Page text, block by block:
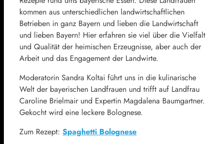
kommen aus unterschiedlichen landwirtschaftlichen
Betrieben in ganz Bayern und lieben die Landwirtschaft
und lieben Bayern! Hier erfahren sie viel über die Vielfalt
und Qualität der heimischen Erzeugnisse, aber auch der
Arbeit und das Engagement der Landwirte.
Moderatorin Sandra Koltai führt uns in die kulinarische
Welt der bayerischen Landfrauen und trifft auf Landfrau
Caroline Brielmair und Expertin Magdalena Baumgartner.
Gekocht wird eine leckere Bolognese.
Zum Rezept: Spaghetti Bolognese